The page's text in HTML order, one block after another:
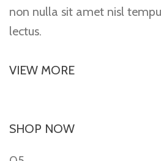
non nulla sit amet nisl
lectus.
VIEW MORE
SHOP NOW